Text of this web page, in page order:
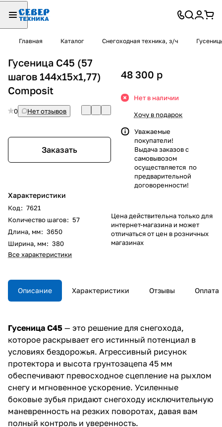
Главная Каталог Снегоходная техника, з/ч
Гусеница C45 (57
шагов 144х15х1,77)
Composit
0 Нет отзывов
Заказать
Характеристики
Код: 7621
Количество шагов: 57
Длина, мм: 3650
Ширина, мм: 380
Все характеристики
48 300 p
Нет в наличии
Хочу в подарок
Уважаемые
покупатели!
Выдача заказов с
самовывозом
осуществляется по
предварительной
договоренности!
Цена действительна только для
интернет-магазина и может
отличаться от цен в розничных
магазинах
Описание Характеристики Отзывы Оплата
Гусеница C45 — это решение для снегохода,
которое раскрывает его истинный потенциал в
условиях бездорожья. Агрессивный рисунок
протектора и высота грунтозацепа 45 мм
обеспечивают превосходное сцепление на рыхлом
снегу и мгновенное ускорение. Усиленные
боковые зубья придают снегоходу исключительную
маневренность на резких поворотах, давая вам
полный контроль и уверенность.